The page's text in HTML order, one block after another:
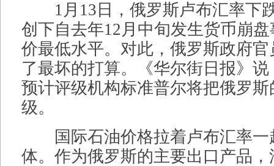
1月13日，俄罗斯卢布汇率下
创下自去年12月中旬发生货币崩
价最低水平。对此，俄罗斯政府
了最坏的打算。《华尔街日报》
预计评级机构标准普尔将把俄罗
级。
国际石油价格拉着卢布汇率一
体。作为俄罗斯的主要出口产品，